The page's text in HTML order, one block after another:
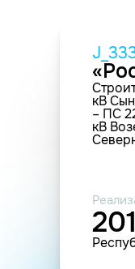
кВ
– ПС
кВ